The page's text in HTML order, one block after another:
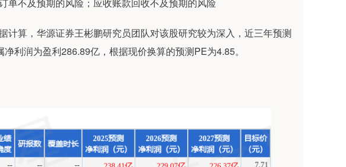
计算，华源证券王彬鹏研究员团队对该股研究较为深入，近三年预测
利润为盈利286.89亿，根据现价换算的预测PE为4.85。